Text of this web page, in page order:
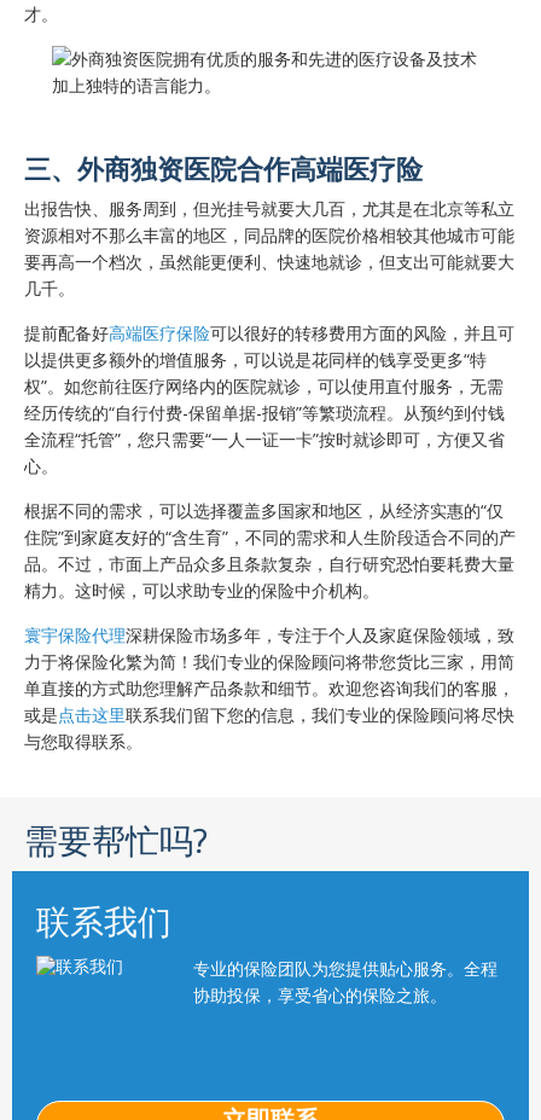
才。
三、外商独资医院合作高端医疗险
出报告快、服务周到，但光挂号就要大几百，尤其是在北京等私立
资源相对不那么丰富的地区，同品牌的医院价格相较其他城市可能
要再高一个档次，虽然能更便利、快速地就诊，但支出可能就要大
几千。
提前配备好高端医疗保险可以很好的转移费用方面的风险，并且可
以提供更多额外的增值服务，可以说是花同样的钱享受更多“特
权”。如您前往医疗网络内的医院就诊，可以使用直付服务，无需
经历传统的“自行付费-保留单据-报销”等繁琐流程。从预约到付钱
全流程“托管”，您只需要“一人一证一卡”按时就诊即可，方便又省
心。
根据不同的需求，可以选择覆盖多国家和地区，从经济实惠的“仅
住院”到家庭友好的“含生育”，不同的需求和人生阶段适合不同的产
品。不过，市面上产品众多且条款复杂，自行研究恐怕要耗费大量
精力。这时候，可以求助专业的保险中介机构。
寰宇保险代理深耕保险市场多年，专注于个人及家庭保险领域，致
力于将保险化繁为简！我们专业的保险顾问将带您货比三家，用简
单直接的方式助您理解产品条款和细节。欢迎您咨询我们的客服，
或是点击这里联系我们留下您的信息，我们专业的保险顾问将尽快
与您取得联系。
需要帮忙吗?
联系我们
专业的保险团队为您提供贴心服务。全程
协助投保，享受省心的保险之旅。